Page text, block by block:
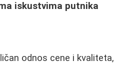
iskustvima putnika
odnos cene i kvaliteta,